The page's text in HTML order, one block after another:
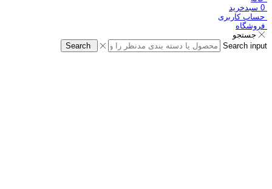
0 سبدخرید
حساب کاربری
فروشگاه
جستجو
Search input
Search